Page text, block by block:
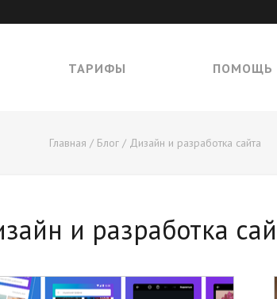
ТАРИФЫ ПОМОЩЬ
Главная / Блог/ Дизайн и разработка сайта
и разработка